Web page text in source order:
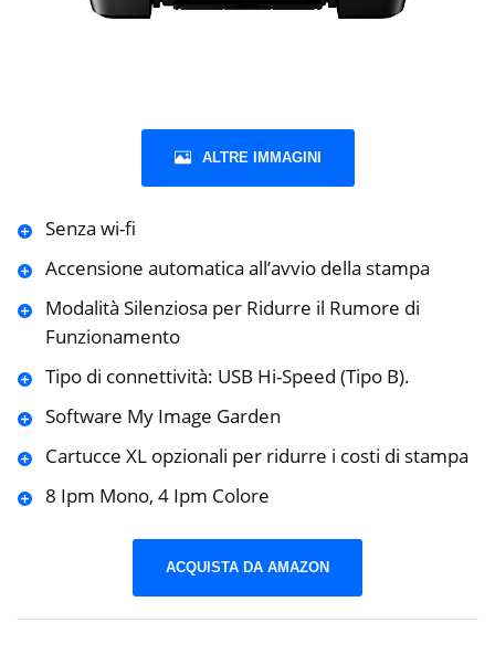
ALTRE IMMAGINI
Senza wi-fi
Accensione automatica all’avvio della stampa
Modalità Silenziosa per Ridurre il Rumore di
Funzionamento
Tipo di connettività: USB Hi-Speed ​​(Tipo B).
Software My Image Garden
Cartucce XL opzionali per ridurre i costi di stampa
8 Ipm Mono, 4 Ipm Colore
ACQUISTA DA AMAZON